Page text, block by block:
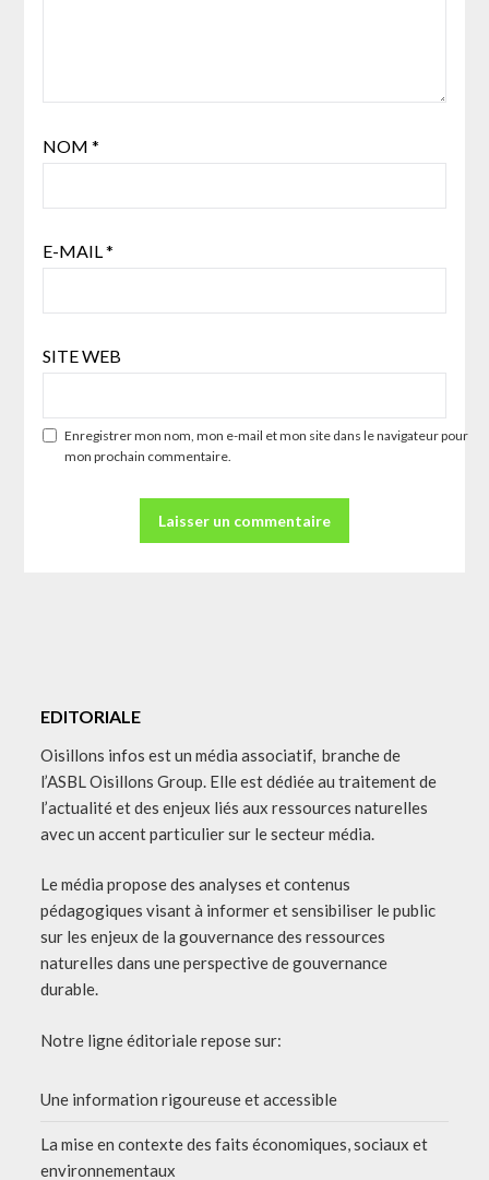
NOM *
E-MAIL*
SITE WEB
Enregistrer mon nom, mon e-mail et mon site dans le navigateur pour
mon prochain commentaire.
EDITORIALE
Oisillons infos est un média associatif, branche de
l’ASBL Oisillons Group. Elle est dédiée au traitement de
l’actualité et des enjeux liés aux ressources naturelles
avec un accent particulier sur le secteur média.
Le média propose des analyses et contenus
pédagogiques visant à informer et sensibiliser le public
sur les enjeux de la gouvernance des ressources
naturelles dans une perspective de gouvernance
durable.
Notre ligne éditoriale repose sur:
Une information rigoureuse et accessible
La mise en contexte des faits économiques, sociaux et
environnementaux